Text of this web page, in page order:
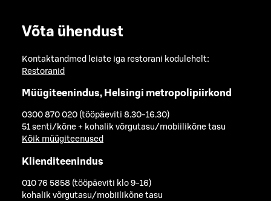
Võta ühendust
Kontaktandmed leiate iga restorani kodulehelt:
Restoranid
Müügiteenindus, Helsingi metropolipiirkond
0300 870 020 (tööpäeviti 8.30-16.30)
51 senti/kõne + kohalik võrgutasu/mobiilikõne tasu
Kõik müügiteenused
Klienditeenindus
010 76 5858 (tööpäeviti klo 9-16)
kohalik võrgutasu/mobiilikõne tasu